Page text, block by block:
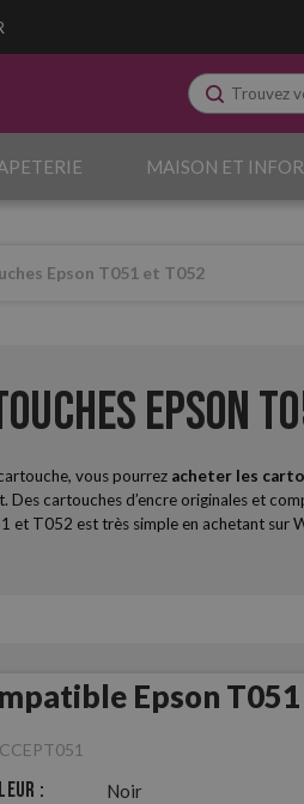
MAISON ET
Epson T051 et T052
Epson
vous pourrez acheter les
Des cartouches d’encre originales et
et T052 est très simple en achetant sur
Epson
CCEPT051
: Noir